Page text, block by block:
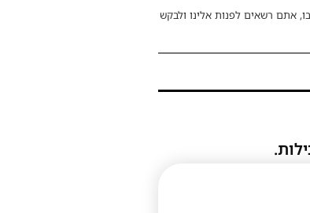
אתם רשאים לפנות אלינו ולבקש